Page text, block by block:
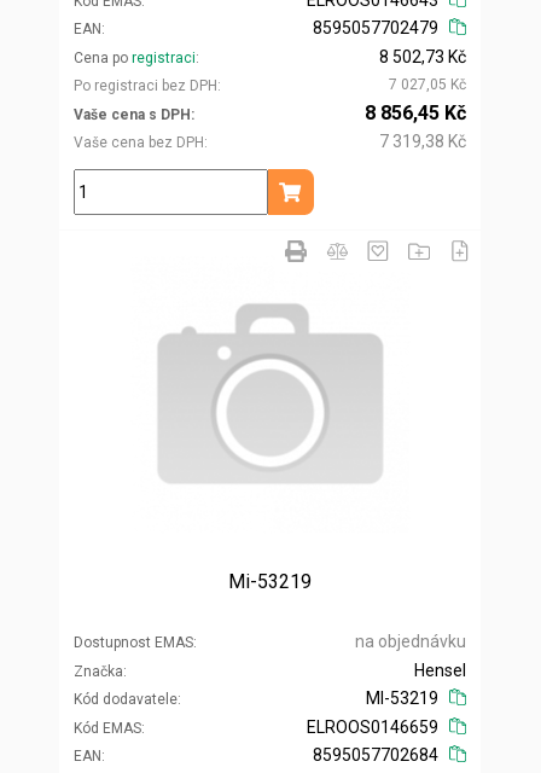
EAN
8595057702479
Cena po registraci
Po registraci bez DPH
8 502,73 Kč
7 027,05 Kč
Vaše cena s DPH
Vaše cena bez DPH
8 856,45 Kč
7 319,38 Kč
ks
Přidat do košíku
Mi-53219
Dostupnost EMAS na objednávku
Značka
Kód dodavatele
Hensel
MI-53219
Kód EMAS
EAN
ELROOS0146659
8595057702684